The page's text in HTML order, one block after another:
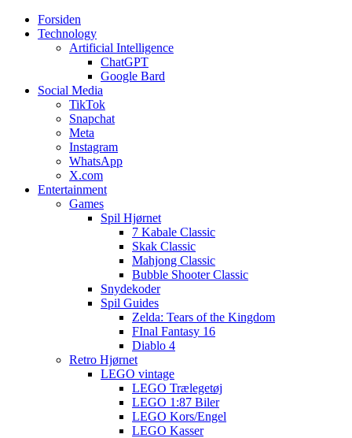
Web3zero.dk
Web3zero.dk
Forsiden
Technology
Artificial Intelligence
ChatGPT
Google Bard
Social Media
TikTok
Snapchat
Meta
Instagram
WhatsApp
X.com
Entertainment
Games
Spil Hjørnet
7 Kabale Classic
Skak Classic
Mahjong Classic
Bubble Shooter Classic
Snydekoder
Spil Guides
Zelda: Tears of the Kingdom
FInal Fantasy 16
Diablo 4
Retro Hjørnet
LEGO vintage
LEGO Trælegetøj
LEGO 1:87 Biler
LEGO Kors/Engel
LEGO Kasser